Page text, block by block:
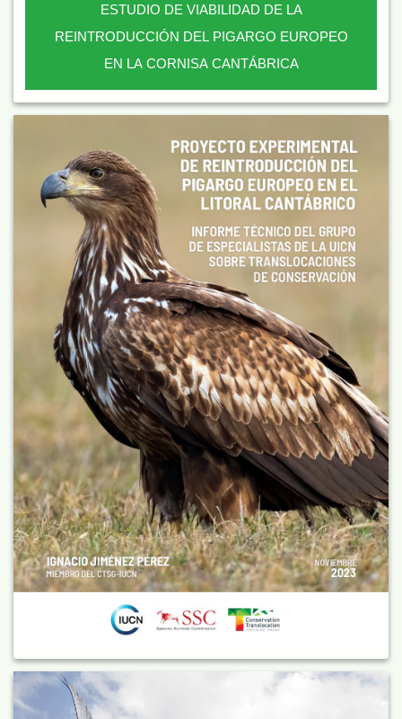
ESTUDIO DE VIABILIDAD DE LA
REINTRODUCCIÓN DEL PIGARGO EUROPEO
EN LA CORNISA CANTÁBRICA